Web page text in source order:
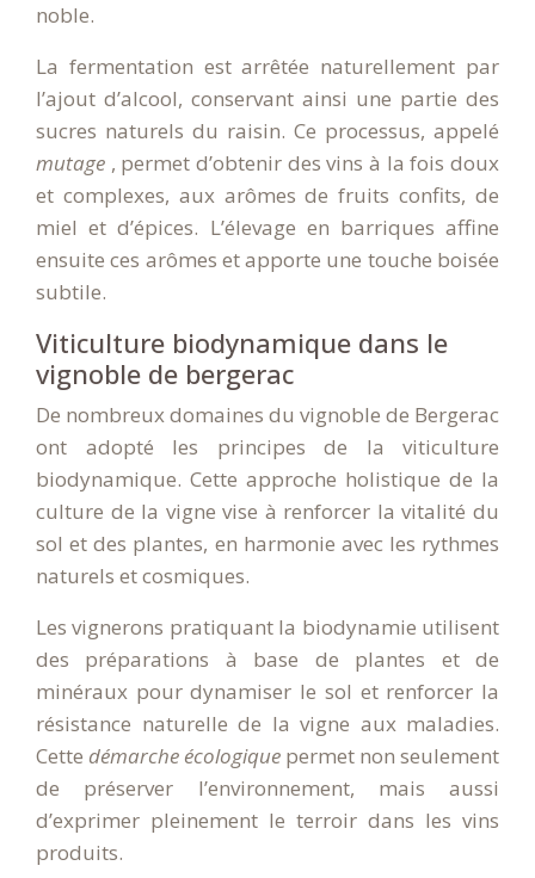
noble.
La fermentation est arrêtée naturellement par
l’ajout d’alcool, conservant ainsi une partie des
sucres naturels du raisin. Ce processus, appelé
mutage , permet d’obtenir des vins à la fois doux
et complexes, aux arômes de fruits confits, de
miel et d’épices. L’élevage en barriques affine
ensuite ces arômes et apporte une touche boisée
subtile.
Viticulture biodynamique dans le
vignoble de bergerac
De nombreux domaines du vignoble de Bergerac
ont adopté les principes de la viticulture
biodynamique. Cette approche holistique de la
culture de la vigne vise à renforcer la vitalité du
sol et des plantes, en harmonie avec les rythmes
naturels et cosmiques.
Les vignerons pratiquant la biodynamie utilisent
des préparations à base de plantes et de
minéraux pour dynamiser le sol et renforcer la
résistance naturelle de la vigne aux maladies.
Cette démarche écologique permet non seulement
de préserver l’environnement, mais aussi
d’exprimer pleinement le terroir dans les vins
produits.